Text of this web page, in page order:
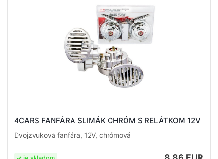
4CARS FANFÁRA SLIMÁK CHRÓM S RELÁTKOM 12V
Dvojzvuková fanfára, 12V, chrómová